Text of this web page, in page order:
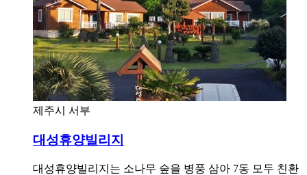
제주시 서부
대성휴양빌리지
대성휴양빌리지는 소나무 숲을 병풍 삼아 7동 모두 친환